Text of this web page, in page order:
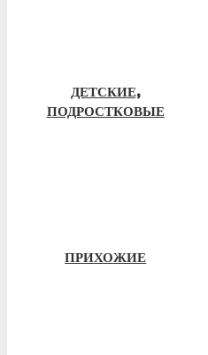
ДЕТСКИЕ,
ПОДРОСТКОВЫЕ
ПРИХОЖИЕ